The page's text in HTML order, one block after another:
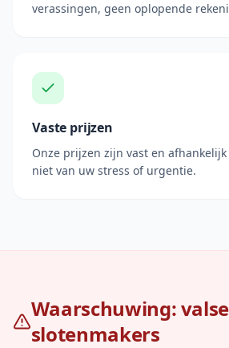
verassingen, geen oplopende
Vaste prijzen
Onze prijzen zijn vast en
niet van uw stress of urgentie.
Waarschuwing: valse
slotenmakers